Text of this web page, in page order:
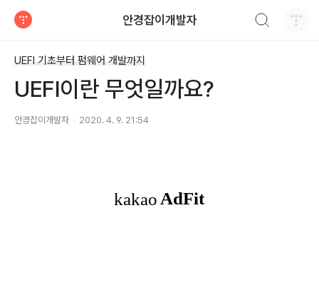
안경잡이개발자
UEFI 기초부터 펌웨어 개발까지
UEFI이란 무엇일까요?
안경잡이개발자 2020. 4. 9. 21:54